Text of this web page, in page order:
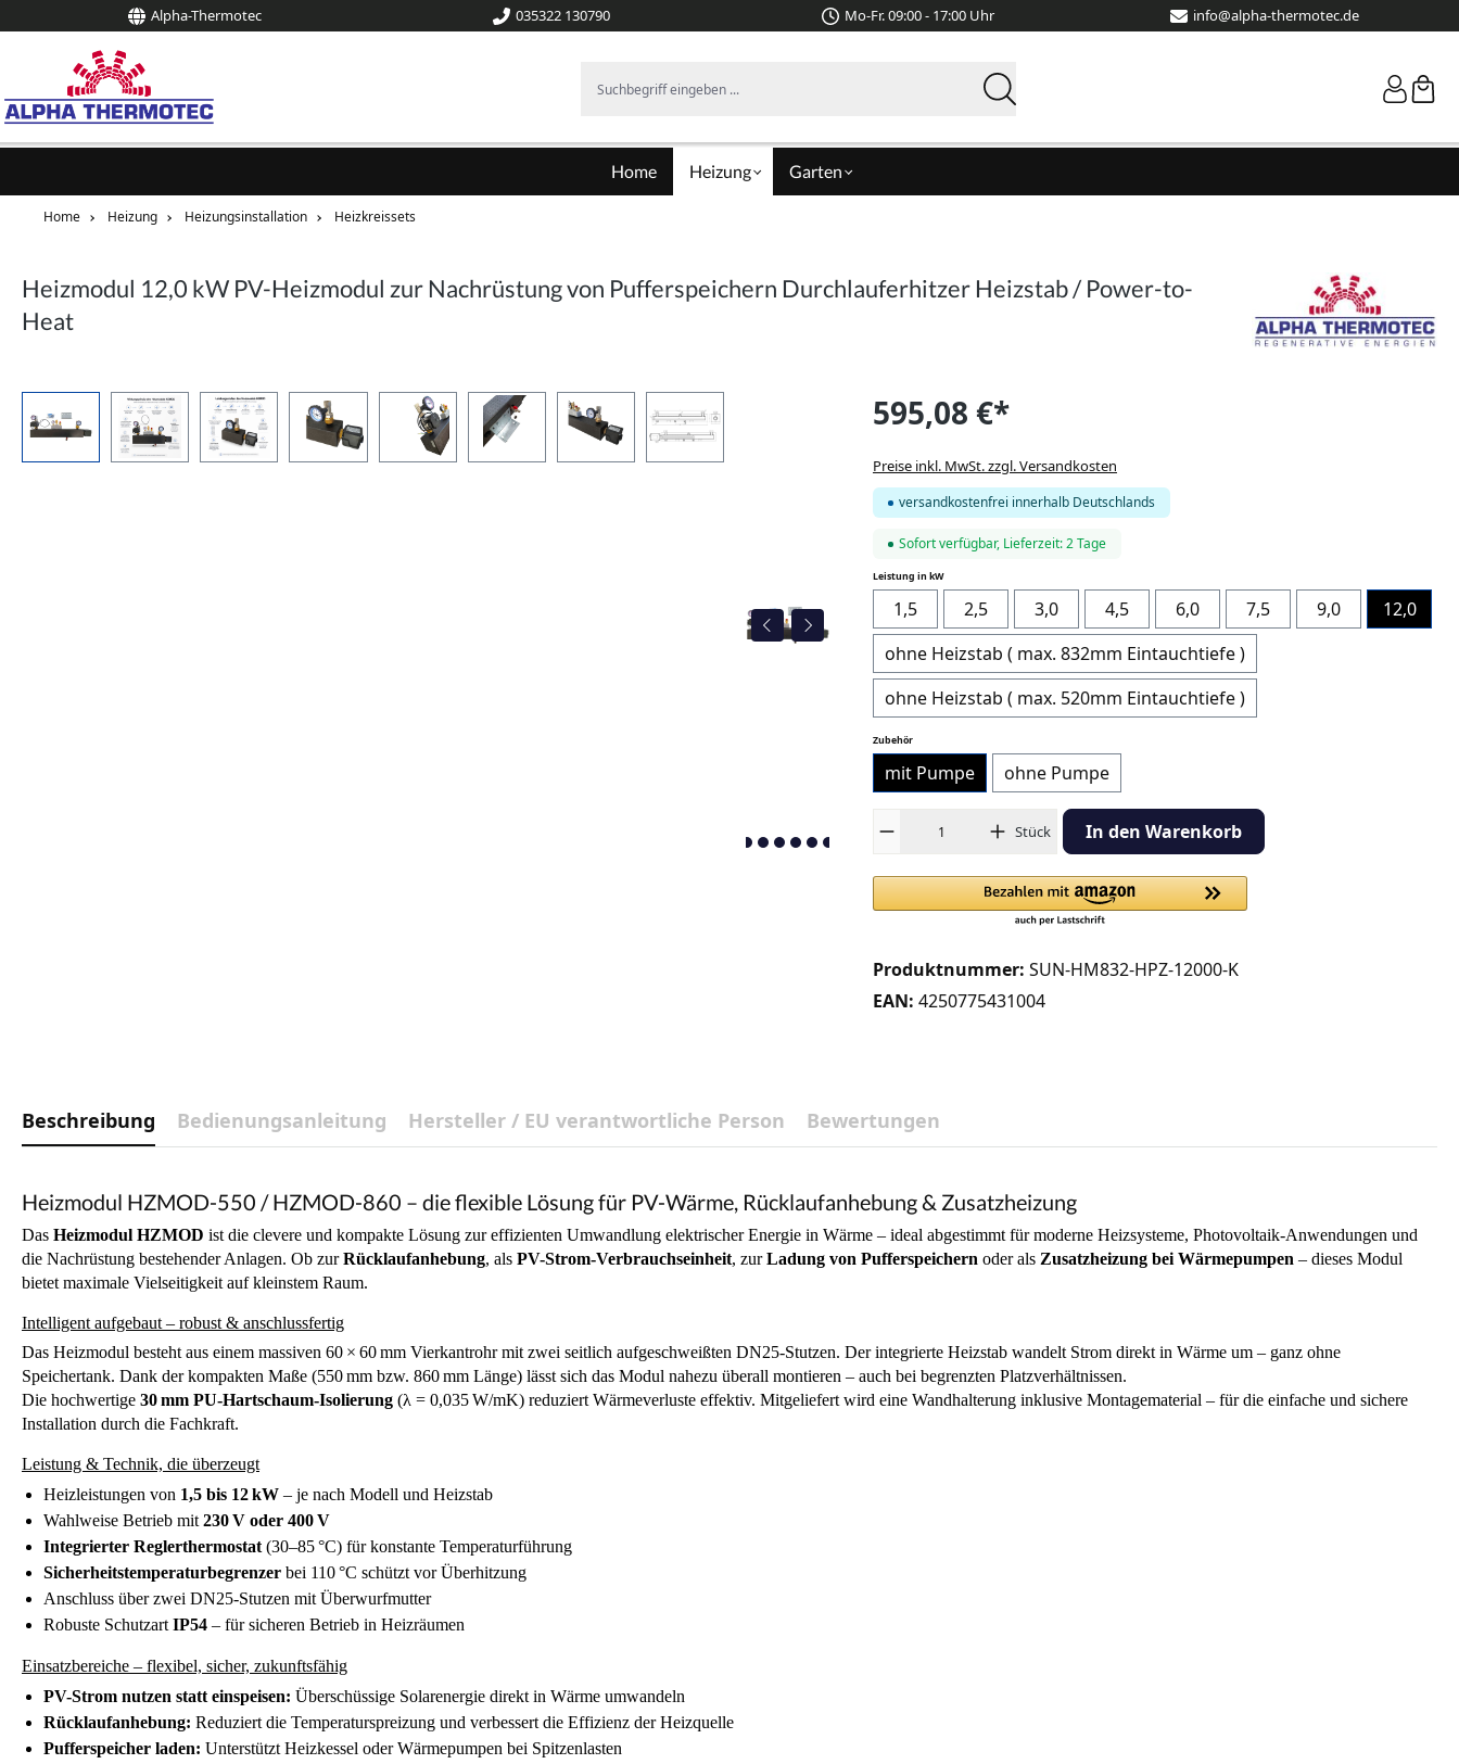
Zur Hauptnavigation springen
Alpha-Thermotec 035322 130790 Mo-Fr. 09:00 - 17:00 Uhr info@alpha-thermotec.de
Home Heizung Garten
Home Heizung Heizungsinstallation Heizkreissets
Heizmodul 12,0 kW PV-Heizmodul zur Nachrüstung von Pufferspeichern Durchlauferhitzer Heizstab / Power-to-
Heat
Bildergalerie überspringen 595,08 €*
Preise inkl. MwSt. zzgl. Versandkosten
versandkostenfrei innerhalb Deutschlands
Sofort verfügbar, Lieferzeit: 2 Tage
Leistung in kWauswählen
1,5 2,5 3,0 4,5 6,0 7,5 9,0
12,0
ohne Heizstab ( max. 832mm Eintauchtiefe )
ohne Heizstab ( max. 520mm Eintauchtiefe )
Zubehörauswählen
mit Pumpe ohne Pumpe
Produkt Anzahl: Gib den gewünschten Wert ein oder benutze die
Stück In den Warenkorb
Produktnummer: SUN-HM832-HPZ-12000-K
EAN: 4250775431004
Beschreibung Bedienungsanleitung Hersteller / EU verantwortliche Person Bewertungen
Heizmodul HZMOD-550 / HZMOD-860 – die flexible Lösung für PV-Wärme, Rücklaufanhebung & Zusatzheizung
Das Heizmodul HZMOD ist die clevere und kompakte Lösung zur effizienten Umwandlung elektrischer Energie in Wärme – ideal abgestimmt für moderne Heizsysteme, Photovoltaik-Anwendungen und
die Nachrüstung bestehender Anlagen. Ob zurRücklaufanhebung, als PV-Strom-Verbrauchseinheit, zurLadung von Pufferspeichern oder als Zusatzheizung bei Wärmepumpen – dieses Modul
bietet maximale Vielseitigkeit auf kleinstem Raum.
Intelligent aufgebaut – robust & anschlussfertig
Das Heizmodul besteht aus einem massiven 60 × 60 mm Vierkantrohr mit zwei seitlich aufgeschweißten DN25-Stutzen. Der integrierte Heizstab wandelt Strom direkt in Wärme um – ganz ohne
Speichertank. Dank der kompakten Maße (550 mm bzw. 860 mm Länge) lässt sich das Modul nahezu überall montieren – auch bei begrenzten Platzverhältnissen.
Die hochwertige 30 mm PU-Hartschaum-Isolierung (λ = 0,035 W/mK) reduziert Wärmeverluste effektiv. Mitgeliefert wird eine Wandhalterung inklusive Montagematerial – für die einfache und sichere
Installation durch die Fachkraft.
Leistung & Technik, die überzeugt
Heizleistungen von 1,5 bis 12 kW – je nach Modell und Heizstab
Wahlweise Betrieb mit230 V oder 400 V
Integrierter Reglerthermostat(30–85 °C) für konstante Temperaturführung
Sicherheitstemperaturbegrenzer bei 110 °C schützt vor Überhitzung
Anschluss über zwei DN25-Stutzen mit Überwurfmutter
Robuste SchutzartIP54 – für sicheren Betrieb in Heizräumen
Einsatzbereiche – flexibel, sicher, zukunftsfähig
PV-Strom nutzen statt einspeisen: Überschüssige Solarenergie direkt in Wärme umwandeln
Rücklaufanhebung: Reduziert die Temperaturspreizung und verbessert die Effizienz der Heizquelle
Pufferspeicher laden: Unterstützt Heizkessel oder Wärmepumpen bei Spitzenlasten